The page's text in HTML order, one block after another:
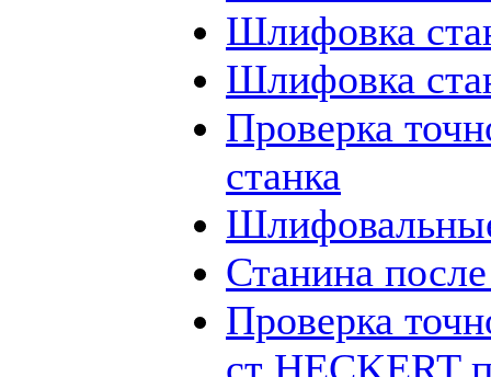
Шлифовка
Шлифовка
Проверка
станка
Станина
Проверка